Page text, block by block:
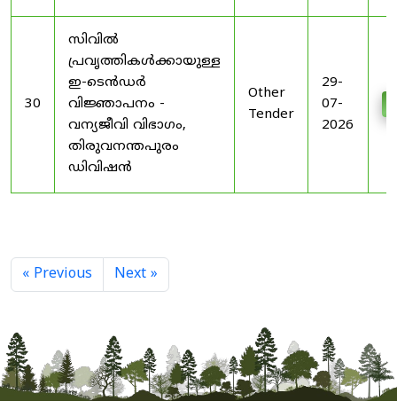
30
സിവിൽ
പ്രവൃത്തികൾക്കായുള്ള
ഇ-ടെൻഡർ
വിജ്ഞാപനം -
വന്യജീവി വിഭാഗം,
തിരുവനന്തപുരം
ഡിവിഷൻ
Other
Tender
29-
07-
2026
« Previous Next »